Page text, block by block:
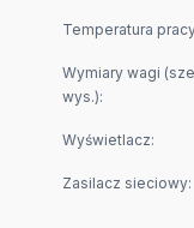
Temperatura
Wymiary wagi
wys.):
Wyświetlacz:
Zasilacz sieciowy: